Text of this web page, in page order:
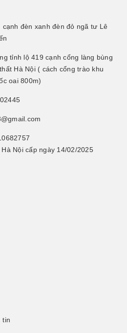
cạnh đèn xanh đèn đỏ ngã tư Lê
tỉnh lộ 419 cạnh cổng làng bùng
Hà Nội ( cách cổng trào khu
oai 800m)
Nội cấp ngày 14/02/2025
tin